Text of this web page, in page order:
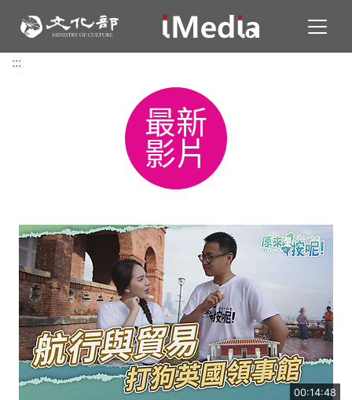
:::
:::
最新
影片
00:14:48